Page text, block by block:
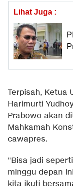
Lihat Juga :
Terpisah, Ketua
Harimurti
Prabowo akan
Mahkamah
cawapres.
"Bisa jadi
minggu depan
kita ikuti